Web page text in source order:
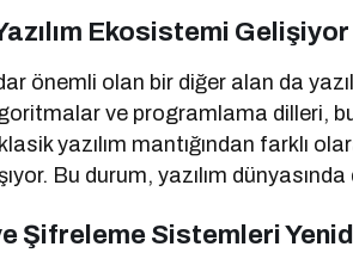
Ekosistemi Gelişiyor
önemli olan bir diğer alan da
ve programlama dilleri,
yazılım mantığından farklı
Bu durum, yazılım
Şifreleme Sistemleri